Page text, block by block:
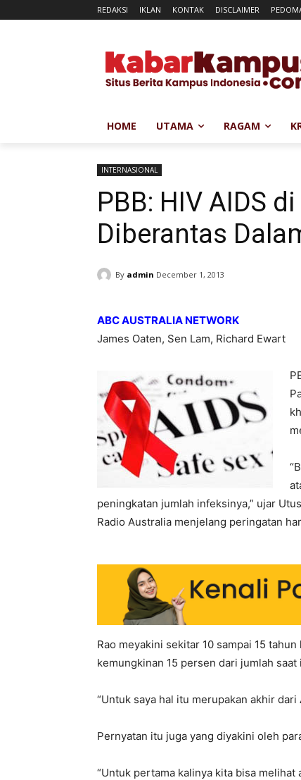
REDAKSI IKLAN KONTAK DISCLAIMER
HOME UTAMA RAGAM
INTERNASIONAL
PBB: HIV AIDS
Diberantas
By admin December 1, 2013
ABC AUSTRALIA NETWORK
James Oaten, Sen Lam, Richard Ewart
peningkatan jumlah infeksinya,” ujar
Radio Australia menjelang peringatan
Rao meyakini sekitar 10 sampai 15
kemungkinan 15 persen dari jumlah saat
“Untuk saya hal itu merupakan akhir dari
Pernyatan itu juga yang diyakini oleh
“Untuk pertama kalinya kita bisa